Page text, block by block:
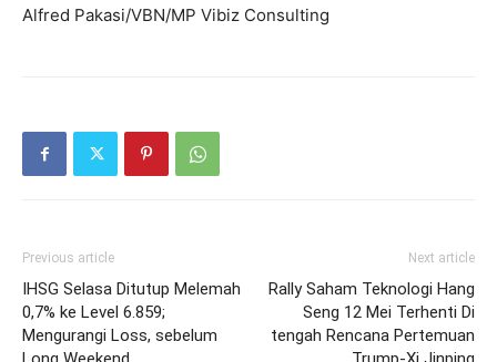
Alfred Pakasi/VBN/MP Vibiz Consulting
Previous article
IHSG Selasa Ditutup Melemah
0,7% ke Level 6.859;
Mengurangi Loss, sebelum
Next article
Rally Saham Teknologi Hang
Seng 12 Mei Terhenti Di
tengah Rencana Pertemuan